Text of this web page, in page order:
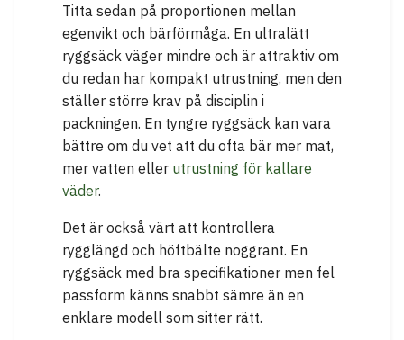
Titta sedan på proportionen mellan
egenvikt och bärförmåga. En ultralätt
ryggsäck väger mindre och är attraktiv om
du redan har kompakt utrustning, men den
ställer större krav på disciplin i
packningen. En tyngre ryggsäck kan vara
bättre om du vet att du ofta bär mer mat,
mer vatten eller utrustning för kallare
väder.
Det är också värt att kontrollera
rygglängd och höftbälte noggrant. En
ryggsäck med bra specifikationer men fel
passform känns snabbt sämre än en
enklare modell som sitter rätt.